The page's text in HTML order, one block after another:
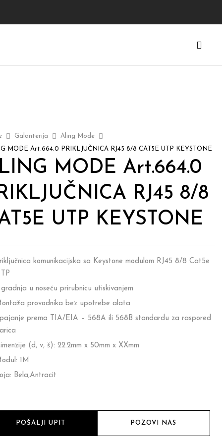
Galanterija
Aling Mode
MODE Art.664.0 PRIKLJUČNICA RJ45 8/8 CAT5E UTP KEYSTONE
MODE Art.664.0
RJ45 8/8
UTP KEYSTONE
komunikacijska sa Keystone modulom RJ45 8/8 Cat5e
u noseću prirubnicu utiskivanjem
provodnika bez upotrebe alata
prema TIA/EIA – 568A ili 568B standardu za raspored
(d, v, š): 22.2mm x 50mm x XXmm
1M
Bela,Antracit
POŠALJI UPIT POZOVI NAS